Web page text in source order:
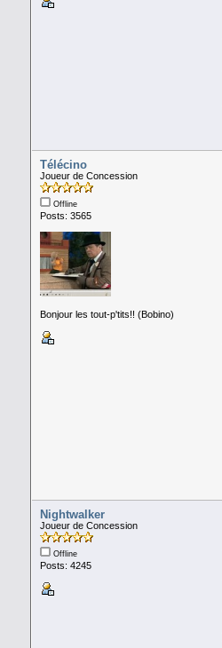
Télécino
Joueur de Concession
Offline
Posts: 3565
Bonjour les tout-p'tits!! (Bobino)
Nightwalker
Joueur de Concession
Offline
Posts: 4245